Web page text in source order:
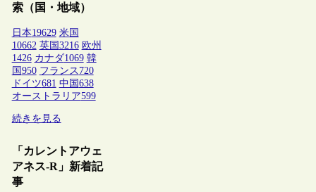
索（国・地域）
日本19629 米国
10662 英国 3216 欧州
1426 カナダ1069 韓
国 950 フランス 720
ドイツ681 中国 638
オーストラリア599
続きを見る
「カレントアウェ
アネス-R」新着記
事